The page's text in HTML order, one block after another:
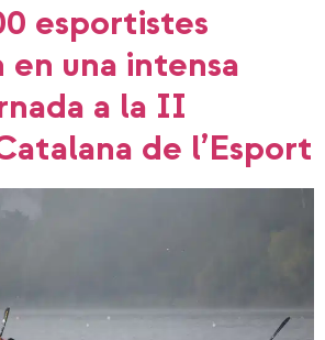
esportistes
una intensa
a la II
de l’Esport